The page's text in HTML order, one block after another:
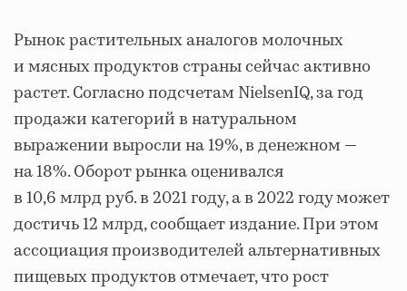
Рынок растительных аналогов молочных
и мясных продуктов страны сейчас активно
растет. Согласно подсчетам NielsenIQ, за год
продажи категорий в натуральном
выражении выросли на 19%, в денежном —
на 18%. Оборот рынка оценивался
в 10,6 млрд руб. в 2021 году, а в 2022 году может
достичь 12 млрд, сообщает издание. При этом
ассоциация производителей альтернативных
пищевых продуктов отмечает, что рост